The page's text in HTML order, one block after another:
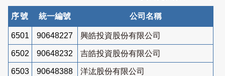
序號 統一編號 公司名稱
6501 90648227 興皓投資股份有限公司
6502 90648232 吉皓投資股份有限公司
6503 90648388 洋汯股份有限公司